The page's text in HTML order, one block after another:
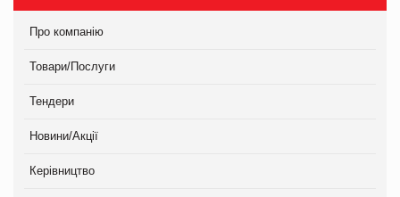
Про компанію
Товари/Послуги
Тендери
Новини/Акції
Керівництво